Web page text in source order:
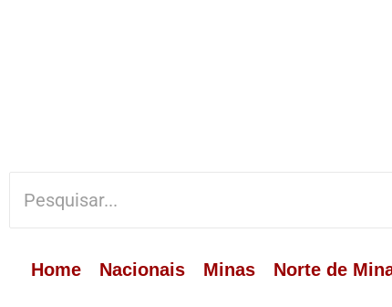
Home Nacionais Minas Norte de